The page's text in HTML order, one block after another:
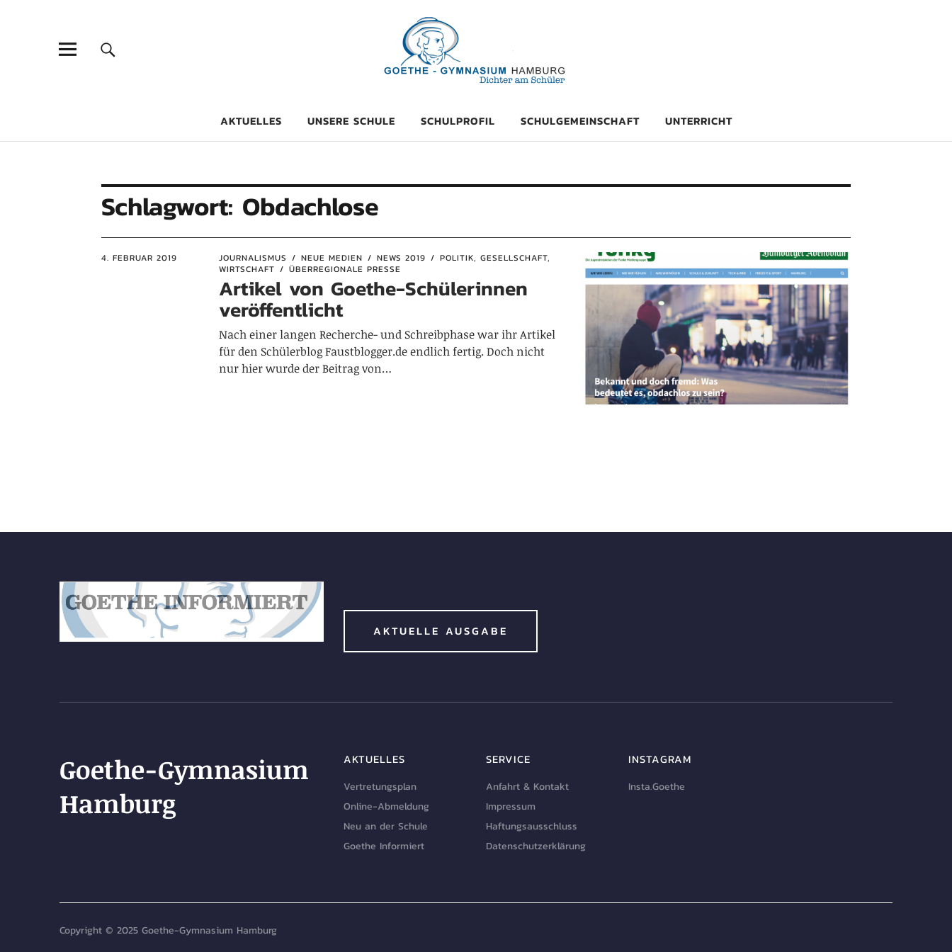
Goethe-Gymnasium Hamburg
AKTUELLES UNSERE SCHULE SCHULPROFIL SCHULGEMEINSCHAFT UNTERRICHT
Schlagwort: Obdachlose
4. FEBRUAR 2019 JOURNALISMUS NEUE MEDIEN NEWS 2019
POLITIK, GESELLSCHAFT,
WIRTSCHAFT
ÜBERREGIONALE PRESSE
Artikel von Goethe-Schülerinnen
veröffentlicht
Nach einer langen Recherche- und Schreibphase war ihr Artikel
für den Schülerblog Faustblogger.de endlich fertig. Doch nicht
nur hier wurde der Beitrag von…
AKTUELLE AUSGABE
Goethe-Gymnasium
Hamburg
AKTUELLES
Vertretungsplan
Online-Abmeldung
Neu an der Schule
Goethe Informiert
SERVICE
Anfahrt & Kontakt
Impressum
Haftungsausschluss
Datenschutzerklärung
INSTAGRAM
Insta.Goethe
Copyright © 2025 Goethe-Gymnasium Hamburg